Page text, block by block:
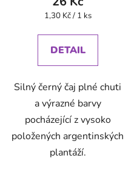
Měrná
1,30 Kč / 1 ks
DETAIL
Silný černý čaj plné chuti
a výrazné barvy
pocházející z vysoko
položených argentinských
plantáží.